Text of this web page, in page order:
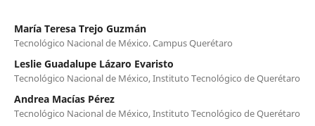
María Teresa Trejo Guzmán
Tecnológico Nacional de México. Campus Querétaro
Leslie Guadalupe Lázaro Evaristo
Tecnológico Nacional de México, Instituto Tecnológico de Querétaro
Andrea Macías Pérez
Tecnológico Nacional de México, Instituto Tecnológico de Querétaro